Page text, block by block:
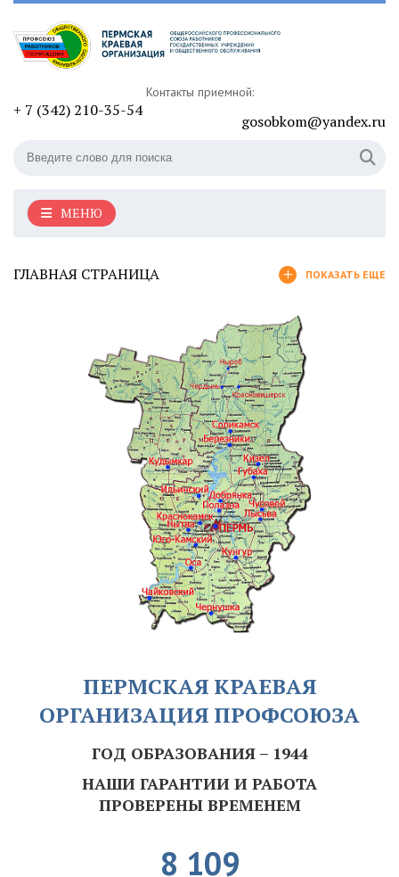
Контакты приемной:
+ 7 (342) 210-35-54
gosobkom@yandex.ru
МЕНЮ
ГЛАВНАЯ СТРАНИЦА ПОКАЗАТЬ ЕЩЕ
ПЕРМСКАЯ КРАЕВАЯ
ОРГАНИЗАЦИЯ ПРОФСОЮЗА
ГОД ОБРАЗОВАНИЯ – 1944
НАШИ ГАРАНТИИ И РАБОТА
ПРОВЕРЕНЫ ВРЕМЕНЕМ
8 109